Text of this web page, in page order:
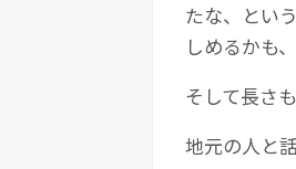
たな、とい
しめるかも
そして長さ
地元の人と